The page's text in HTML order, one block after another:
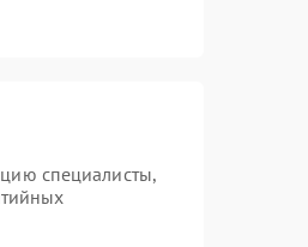
специалисты,